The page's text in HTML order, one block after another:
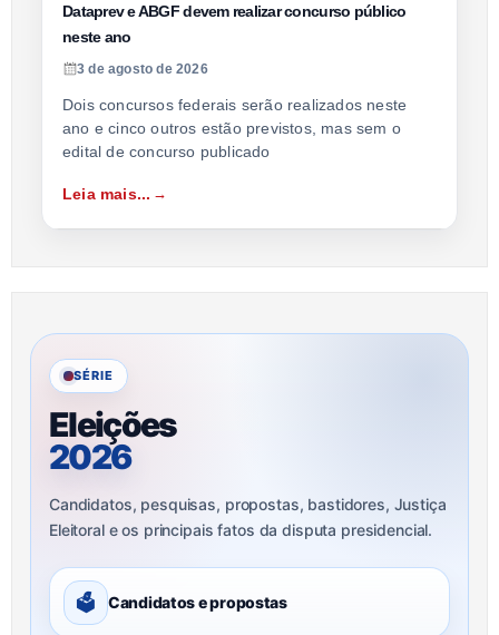
Dataprev e ABGF devem realizar concurso público
neste ano
3 de agosto de 2026
Dois concursos federais serão realizados neste
ano e cinco outros estão previstos, mas sem o
edital de concurso publicado
Leia mais...
SÉRIE
Eleições
2026
Candidatos, pesquisas, propostas, bastidores, Justiça
Eleitoral e os principais fatos da disputa presidencial.
🗳 Candidatos e propostas